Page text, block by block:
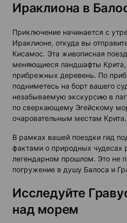
Ираклиона в
Приключение начинается с
Ираклионе, откуда вы
Кисамос. Эта живописная
меняющиеся ландшафты Крита
прибрежных деревень. По
подниметесь на борт вашего
незабываемую экскурсию в
по сверкающему Эгейскому
очаровательным местам Крита.
В рамках вашей поездки гид
фактами о природных чудесах
легендарном прошлом. Это не
погружение в душу Балоса и
Исследуйте
над морем